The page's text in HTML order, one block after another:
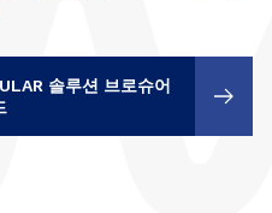
솔루션 브로슈어